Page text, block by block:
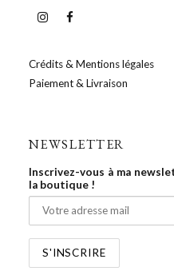
Crédits & Mentions légales
Paiement & Livraison
NEWSLETTER
Inscrivez-vous à ma
la boutique !